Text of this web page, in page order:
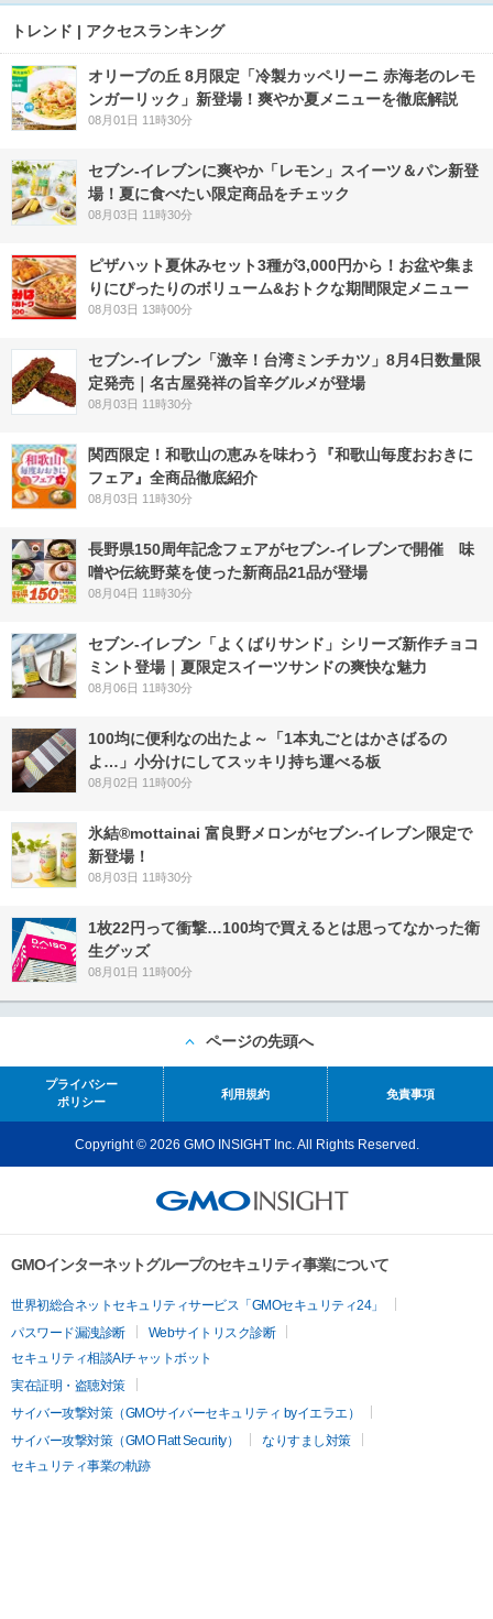
トレンド | アクセスランキング
オリーブの丘 8月限定「冷製カッペリーニ 赤海老のレモ
ンガーリック」新登場！爽やか夏メニューを徹底解説
08月01日 11時30分
セブン‐イレブンに爽やか「レモン」スイーツ＆パン新登
場！夏に食べたい限定商品をチェック
08月03日 11時30分
ピザハット夏休みセット3種が3,000円から！お盆や集ま
りにぴったりのボリューム&おトクな期間限定メニュー
08月03日 13時00分
セブン-イレブン「激辛！台湾ミンチカツ」8月4日数量限
定発売｜名古屋発祥の旨辛グルメが登場
08月03日 11時30分
関西限定！和歌山の恵みを味わう『和歌山毎度おおきに
フェア』全商品徹底紹介
08月03日 11時30分
長野県150周年記念フェアがセブン-イレブンで開催 味
噌や伝統野菜を使った新商品21品が登場
08月04日 11時30分
セブン‐イレブン「よくばりサンド」シリーズ新作チョコ
ミント登場｜夏限定スイーツサンドの爽快な魅力
08月06日 11時30分
100均に便利なの出たよ～「1本丸ごとはかさばるの
よ…」小分けにしてスッキリ持ち運べる板
08月02日 11時00分
氷結®mottainai 富良野メロンがセブン‐イレブン限定で
新登場！
08月03日 11時30分
1枚22円って衝撃…100均で買えるとは思ってなかった衛
生グッズ
08月01日 11時00分
ページの先頭へ
プライバシー
ポリシー
利用規約 免責事項
Copyright © 2026 GMO INSIGHT Inc. All Rights Reserved.
GMOインターネットグループのセキュリティ事業について
世界初総合ネットセキュリティサービス「GMOセキュリティ24」
パスワード漏洩診断
Webサイトリスク診断
セキュリティ相談AIチャットボット
実在証明・盗聴対策
サイバー攻撃対策（GMOサイバーセキュリティ byイエラエ）
サイバー攻撃対策（GMO Flatt Security）
なりすまし対策
セキュリティ事業の軌跡